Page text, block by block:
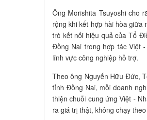
Ông Morishita Tsuyoshi cho
rộng khi kết hợp hài hòa giữa
trò kết nối hiệu quả của Tổ
Đồng Nai trong hợp tác Việt
lĩnh vực công nghiệp hỗ trợ.
Theo ông Nguyến Hữu Đức,
tỉnh Đồng Nai, mỗi doanh
thiện chuỗi cung ứng Việt -
ra giá trị thật, không chạy